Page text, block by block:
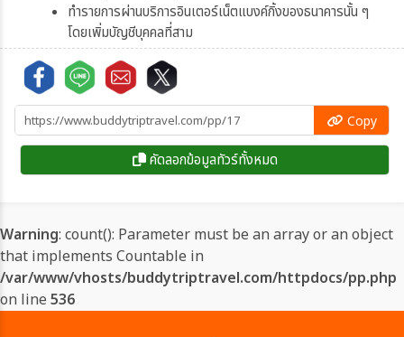
ทำรายการผ่านบริการอินเตอร์เน็ตแบงค์กิ้งของธนาคารนั้น ๆ
โดยเพิ่มบัญชีบุคคลที่สาม
Copy
คัดลอกข้อมูลทัวร์ทั้งหมด
Warning: count(): Parameter must be an array or an object
that implements Countable in
/var/www/vhosts/buddytriptravel.com/httpdocs/pp.php
on line 536